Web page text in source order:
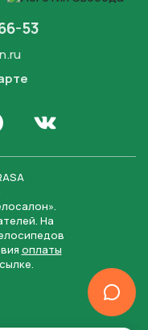
53
в WhatsApp
Перейти во
На
оплаты